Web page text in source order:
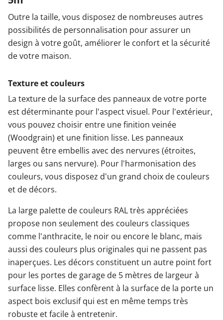
Outre la taille, vous disposez de nombreuses autres
possibilités de personnalisation pour assurer un
design à votre goût, améliorer le confort et la sécurité
de votre maison.
Texture et couleurs
La texture de la surface des panneaux de votre porte
est déterminante pour l'aspect visuel. Pour l'extérieur,
vous pouvez choisir entre une finition veinée
(Woodgrain) et une finition lisse. Les panneaux
peuvent être embellis avec des nervures (étroites,
larges ou sans nervure). Pour l'harmonisation des
couleurs, vous disposez d'un grand choix de couleurs
et de décors.
La large palette de couleurs RAL très appréciées
propose non seulement des couleurs classiques
comme l'anthracite, le noir ou encore le blanc, mais
aussi des couleurs plus originales qui ne passent pas
inaperçues. Les décors constituent un autre point fort
pour les portes de garage de 5 mètres de largeur à
surface lisse. Elles confèrent à la surface de la porte un
aspect bois exclusif qui est en même temps très
robuste et facile à entretenir.